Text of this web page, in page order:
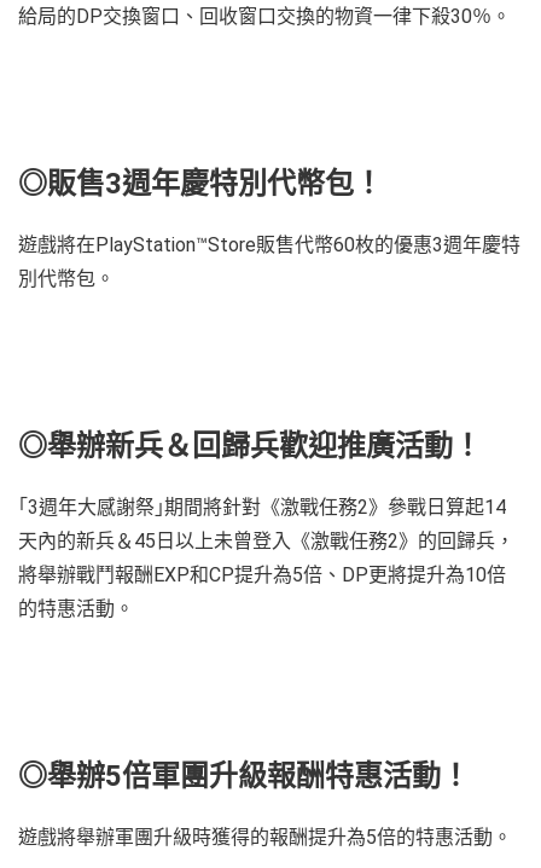
給局的DP交換窗口、回收窗口交換的物資一律下殺30％。
◎販售3週年慶特別代幣包！
遊戲將在PlayStation™Store販售代幣60枚的優惠3週年慶特
別代幣包。
◎舉辦新兵＆回歸兵歡迎推廣活動！
｢3週年大感謝祭｣期間將針對《激戰任務2》參戰日算起14
天內的新兵＆45日以上未曾登入《激戰任務2》的回歸兵，
將舉辦戰鬥報酬EXP和CP提升為5倍、DP更將提升為10倍
的特惠活動。
◎舉辦5倍軍團升級報酬特惠活動！
遊戲將舉辦軍團升級時獲得的報酬提升為5倍的特惠活動。